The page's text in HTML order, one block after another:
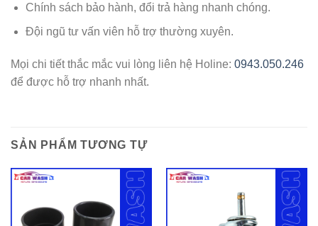
Chính sách bảo hành, đổi trả hàng nhanh chóng.
Đội ngũ tư vấn viên hỗ trợ thường xuyên.
Mọi chi tiết thắc mắc vui lòng liên hệ Holine: 0943.050.246
để được hỗ trợ nhanh nhất.
SẢN PHẨM TƯƠNG TỰ